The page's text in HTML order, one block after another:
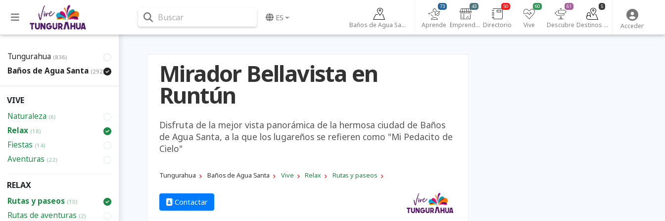
Buscar ES
Baños de Agua Santa Aprende
73
Emprendedores
43
Directorio
50
Vive
60
Descubre
61
Destinos turísticos
5
Acceder
Tungurahua (836)
Baños de Agua Santa (292)
VIVE
Naturaleza (6)
Relax (18)
Fiestas (14)
Aventuras (22)
RELAX
Rutas y paseos (10)
Rutas de aventuras (2)
Mirador Bellavista en
Runtún
Disfruta de la mejor vista panorámica de la hermosa ciudad de Baños
de Agua Santa, a la que los lugareños se refieren como "Mi Pedacito de
Cielo"
Tungurahua Baños de Agua Santa Vive Relax Rutas y paseos
Contactar